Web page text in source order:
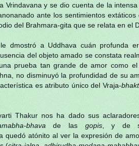
Vrindavana y se dio cuenta de la
ante los sentimientos
del Brahmara-gita que se relata en el
dmostró a Uddhava cuán profunda
del objeto amado se constata
prueba tan grande de amor como
no disminuyó la profundidad de su
es atributo único del Vraja-
Thakur nos ha dado sus
bhava de las gopis, y de
quedó atónito al ver la expresión de